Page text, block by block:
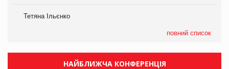
Тетяна Ільєнко
повний список
НАЙБЛИЖЧА КОНФЕРЕНЦІЯ